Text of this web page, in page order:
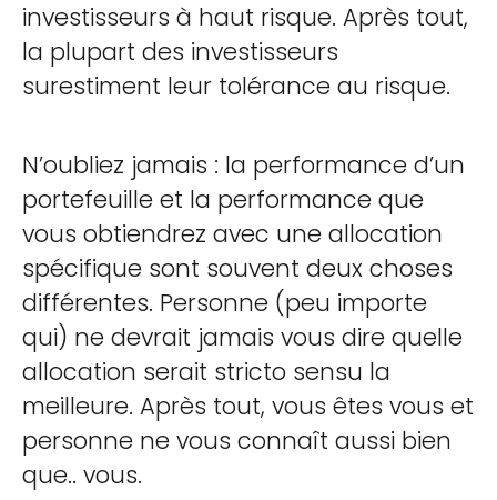
investisseurs à haut risque. Après tout,
la plupart des investisseurs
surestiment leur tolérance au risque.
N’oubliez jamais : la performance d’un
portefeuille et la performance que
vous obtiendrez avec une allocation
spécifique sont souvent deux choses
différentes. Personne (peu importe
qui) ne devrait jamais vous dire quelle
allocation serait stricto sensu la
meilleure. Après tout, vous êtes vous et
personne ne vous connaît aussi bien
que.. vous.